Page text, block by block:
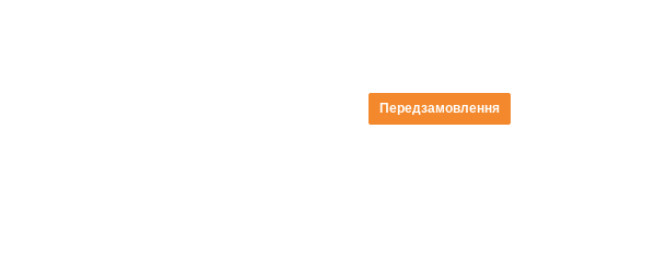
Передзамовлення
Передзамовлення
Передзамовлення